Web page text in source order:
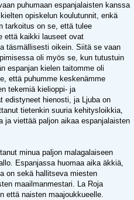
puhumaan espanjalaisten kanssa
opiskelun koulutunnit, enkä
tarkoitus on se, että tulee
että kaikki lauseet ovat
täsmällisesti oikein. Siitä se vaan
oli myös se, kun tutustuin
espanjan kielen taitomme oli
että puhumme keskenämme
tekemiä kielioppi- ja
edistyneet hienosti, ja Ljuba on
tietenkin suuria kehitysloikkia,
ja viettää paljon aikaa espanjalaisten
minua paljon malagalaiseen
Espanjassa huomaa aika äkkiä,
on sekä hallitseva miesten
maailmanmestari. La Roja
että naisten maajoukkueelle.